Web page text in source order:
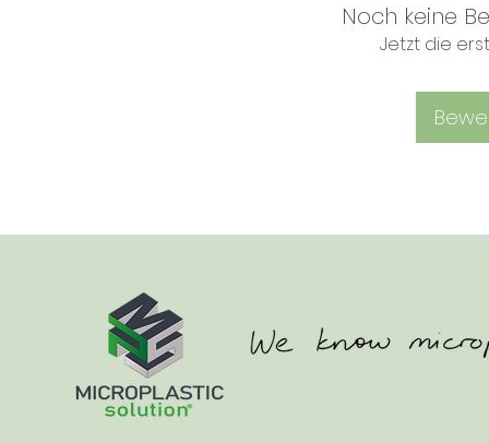
Noch keine
Jetzt die